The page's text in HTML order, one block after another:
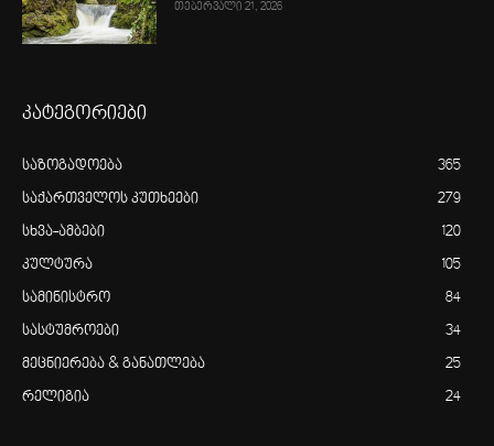
თებერვალი 21, 2026
კატეგორიები
საზოგადოება 365
საქართველოს კუთხეები 279
სხვა-ამბები 120
კულტურა 105
სამინისტრო 84
სასტუმროები 34
მეცნიერება & განათლება 25
რელიგია 24